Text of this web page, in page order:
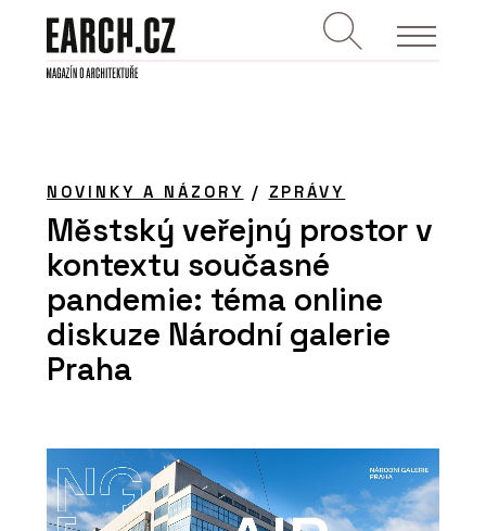
NOVINKY A NÁZORY / ZPRÁVY
Městský veřejný prostor v
kontextu současné
pandemie: téma online
diskuze Národní galerie
Praha